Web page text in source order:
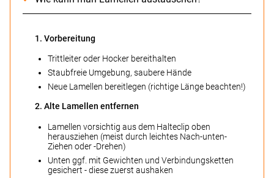
1. Vorbereitung
Trittleiter oder Hocker bereithalten
Staubfreie Umgebung, saubere Hände
Neue Lamellen bereitlegen (richtige Länge beachten!)
2. Alte Lamellen entfernen
Lamellen vorsichtig aus dem Halteclip oben
herausziehen (meist durch leichtes Nach-unten-
Ziehen oder -Drehen)
Unten ggf. mit Gewichten und Verbindungsketten
gesichert - diese zuerst aushaken